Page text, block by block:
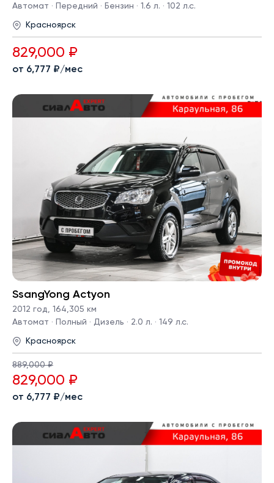
Автомат · Передний · Бензин · 1.6 л. · 102 л.с.
Красноярск
829,000 ₽
от 6,777 ₽/мес
SsangYong Actyon
2012 год, 164,305 км
Автомат · Полный · Дизель · 2.0 л. · 149 л.с.
Красноярск
889,000 ₽
829,000 ₽
от 6,777 ₽/мес